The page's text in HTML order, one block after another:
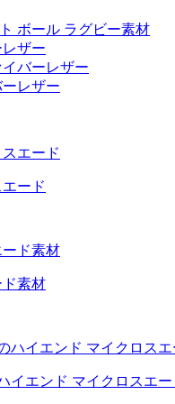
ボール ラグビー素材
ザー
バーレザー
レザー
ード
素材
イエンド マイクロスエ